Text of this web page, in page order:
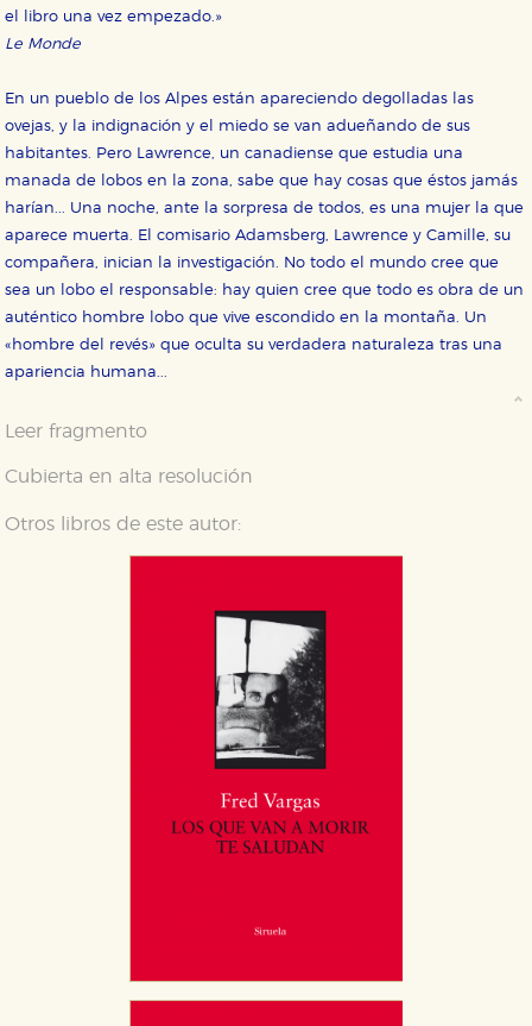
el libro una vez empezado.»
Le Monde
En un pueblo de los Alpes están apareciendo degolladas las
ovejas, y la indignación y el miedo se van adueñando de sus
habitantes. Pero Lawrence, un canadiense que estudia una
manada de lobos en la zona, sabe que hay cosas que éstos jamás
harían... Una noche, ante la sorpresa de todos, es una mujer la que
aparece muerta. El comisario Adamsberg, Lawrence y Camille, su
compañera, inician la investigación. No todo el mundo cree que
sea un lobo el responsable: hay quien cree que todo es obra de un
auténtico hombre lobo que vive escondido en la montaña. Un
«hombre del revés» que oculta su verdadera naturaleza tras una
apariencia humana...
Leer fragmento
Cubierta en alta resolución
Otros libros de este autor: